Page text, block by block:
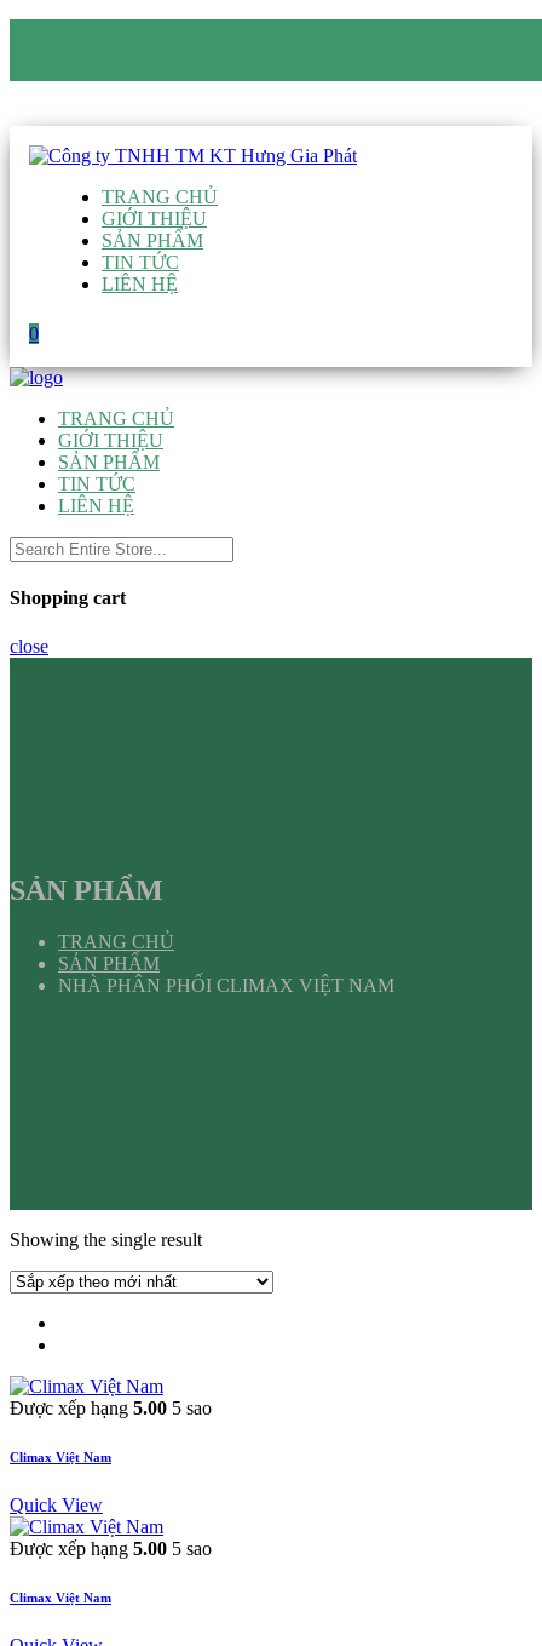
TRANG CHỦ
GIỚI THIỆU
SẢN PHẨM
TIN TỨC
LIÊN HỆ
0
TRANG CHỦ
GIỚI THIỆU
SẢN PHẨM
TIN TỨC
LIÊN HỆ
Shopping cart
close
SẢN PHẨM
TRANG CHỦ
SẢN PHẨM
NHÀ PHÂN PHỐI CLIMAX VIỆT NAM
Showing the single result
Được xếp hạng 5.00 5 sao
Climax Việt Nam
Quick View
Được xếp hạng 5.00 5 sao
Climax Việt Nam